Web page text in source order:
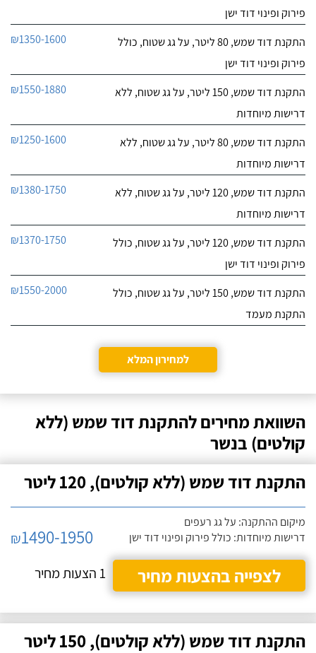
פירוק ופינוי דוד ישן
התקנת דוד שמש, 80 ליטר, על גג שטוח, כולל
פירוק ופינוי דוד ישן
₪1350-1600
התקנת דוד שמש, 150 ליטר, על גג שטוח, ללא
דרישות מיוחדות
₪1550-1880
התקנת דוד שמש, 80 ליטר, על גג שטוח, ללא
דרישות מיוחדות
₪1250-1600
התקנת דוד שמש, 120 ליטר, על גג שטוח, ללא
דרישות מיוחדות
₪1380-1750
התקנת דוד שמש, 120 ליטר, על גג שטוח, כולל
פירוק ופינוי דוד ישן
₪1370-1750
התקנת דוד שמש, 150 ליטר, על גג שטוח, כולל
התקנת מעמד
₪1550-2000
למחירון המלא
השוואת מחירים להתקנת דוד שמש (ללא
קולטים) בנשר
התקנת דוד שמש (ללא קולטים), 120 ליטר
מיקום ההתקנה: על גג רעפים
דרישות מיוחדות: כולל פירוק ופינוי דוד ישן
₪1490-1950
לצפייה בהצעות מחיר
1 הצעות מחיר
התקנת דוד שמש (ללא קולטים), 150 ליטר